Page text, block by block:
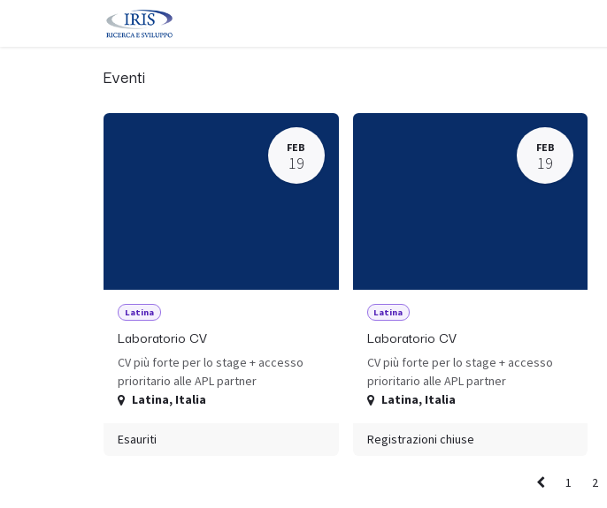
Eventi
FEB
19
Latina
Laboratorio CV
CV più forte per lo stage + accesso
prioritario alle APL partner
Latina, Italia
Esauriti
FEB
19
Latina
Laboratorio CV
CV più forte per lo stage + accesso
prioritario alle APL partner
Latina, Italia
Registrazioni chiuse
1 2